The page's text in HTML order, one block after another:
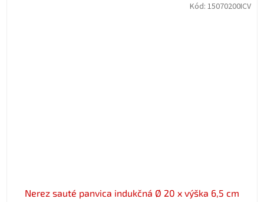
Nerez sauté panvica indukčná Ø 20 x výška 6,5 cm
Kód: 15070200ICV